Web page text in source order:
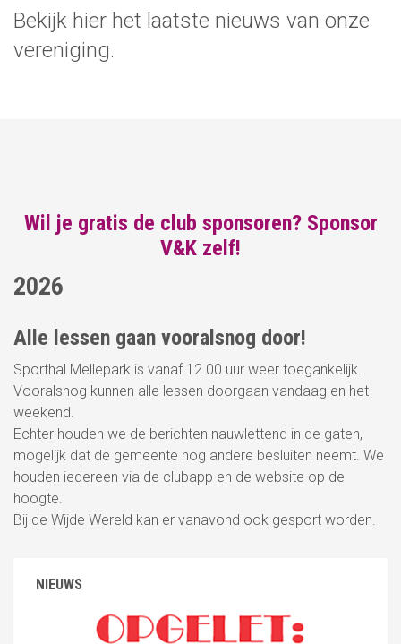
Bekijk hier het laatste nieuws van onze
vereniging.
Wil je gratis de club sponsoren? Sponsor
V&K zelf!
2026
NIEUWS
Alle lessen gaan vooralsnog door!
Sporthal Mellepark is vanaf 12.00 uur weer toegankelijk.
Vooralsnog kunnen alle lessen doorgaan vandaag en het
weekend.
Echter houden we de berichten nauwlettend in de gaten,
mogelijk dat de gemeente nog andere besluiten neemt. We
houden iedereen via de clubapp en de website op de
hoogte.
Bij de Wijde Wereld kan er vanavond ook gesport worden.
NIEUWS